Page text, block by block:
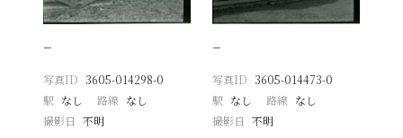
−
写真ID 3605-014298-0
駅 なし 路線 なし
撮影日
不明
−
写真ID 3605-014473-0
駅 なし 路線 なし
撮影日 不明